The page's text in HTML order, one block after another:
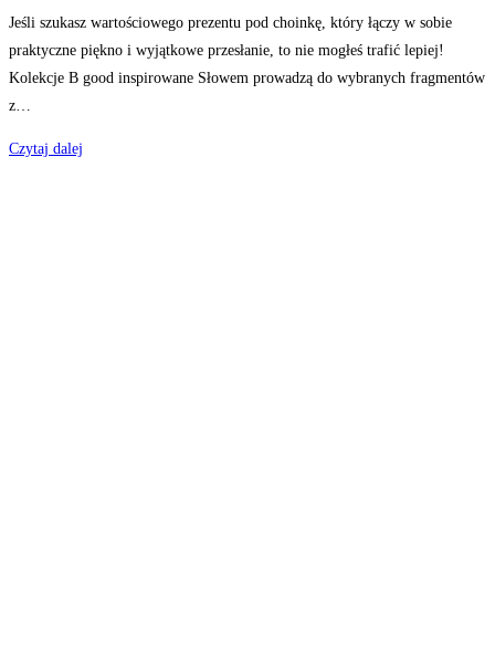
Jeśli szukasz wartościowego prezentu pod choinkę, który łączy w sobie
praktyczne piękno i wyjątkowe przesłanie, to nie mogłeś trafić lepiej!
Kolekcje B good inspirowane Słowem prowadzą do wybranych fragmentów
z…
Czytaj dalej